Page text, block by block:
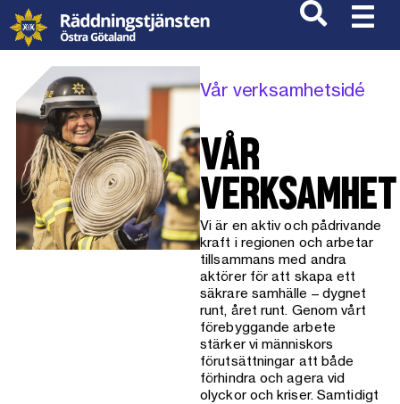
Vår verksamhetsidé
VÅR
VERKSAMHET
Vi är en aktiv och pådrivande
kraft i regionen och arbetar
tillsammans med andra
aktörer för att skapa ett
säkrare samhälle – dygnet
runt, året runt. Genom vårt
förebyggande arbete
stärker vi människors
förutsättningar att både
förhindra och agera vid
olyckor och kriser. Samtidigt